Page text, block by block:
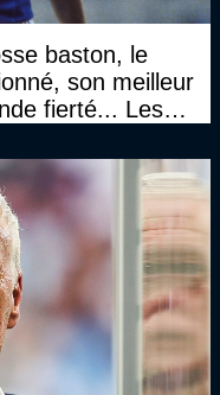
baston, le
son meilleur
fierté... Les